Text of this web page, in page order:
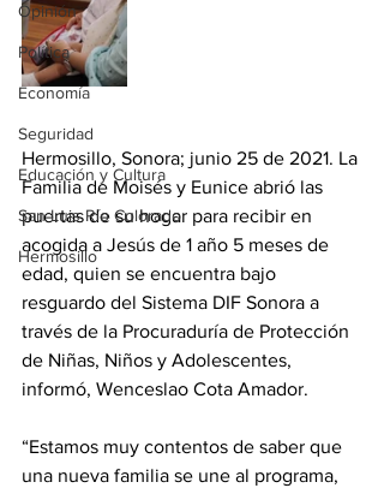
Opinión
Política
Economía
Seguridad
Educación y Cultura
San Luis Río Colorado
Hermosillo
Hermosillo, Sonora; junio 25 de 2021. La
Familia de Moisés y Eunice abrió las
puertas de su hogar para recibir en
acogida a Jesús de 1 año 5 meses de
edad, quien se encuentra bajo
resguardo del Sistema DIF Sonora a
través de la Procuraduría de Protección
de Niñas, Niños y Adolescentes,
informó, Wenceslao Cota Amador.
“Estamos muy contentos de saber que
una nueva familia se une al programa,